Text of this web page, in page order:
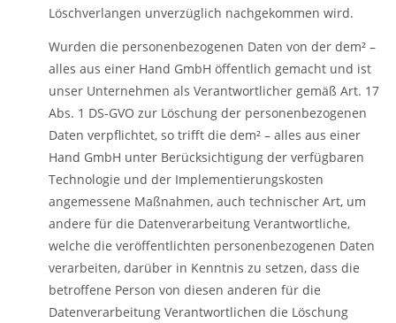
Löschverlangen unverzüglich nachgekommen wird.
Wurden die personenbezogenen Daten von der dem² –
alles aus einer Hand GmbH öffentlich gemacht und ist
unser Unternehmen als Verantwortlicher gemäß Art. 17
Abs. 1 DS-GVO zur Löschung der personenbezogenen
Daten verpflichtet, so trifft die dem² – alles aus einer
Hand GmbH unter Berücksichtigung der verfügbaren
Technologie und der Implementierungskosten
angemessene Maßnahmen, auch technischer Art, um
andere für die Datenverarbeitung Verantwortliche,
welche die veröffentlichten personenbezogenen Daten
verarbeiten, darüber in Kenntnis zu setzen, dass die
betroffene Person von diesen anderen für die
Datenverarbeitung Verantwortlichen die Löschung